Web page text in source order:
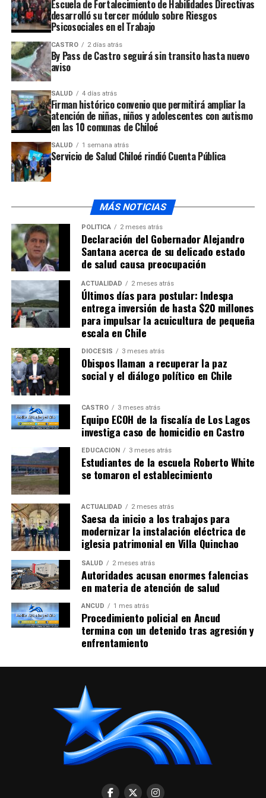
Escuela de Fortalecimiento de Habilidades Directivas
desarrolló su tercer módulo sobre Riesgos
Psicosociales en el Trabajo
CASTRO 2 días atrás
By Pass de Castro seguirá sin transito hasta nuevo
aviso
SALUD 4 días atrás
Firman histórico convenio que permitirá ampliar la
atención de niñas, niños y adolescentes con autismo
en las 10 comunas de Chiloé
SALUD 1 semana atrás
Servicio de Salud Chiloé rindió Cuenta Pública
MÁS NOTICIAS
POLÍTICA 2 meses atrás
Declaración del Gobernador Alejandro
Santana acerca de su delicado estado
de salud causa preocupación
ACTUALIDAD 2 meses atrás
Últimos días para postular: Indespa
entrega inversión de hasta $20 millones
para impulsar la acuicultura de pequeña
escala en Chile
DIÓCESIS 3 meses atrás
Obispos llaman a recuperar la paz
social y el diálogo político en Chile
CASTRO 3 meses atrás
Equipo ECOH de la fiscalía de Los Lagos
investiga caso de homicidio en Castro
EDUCACIÓN 3 meses atrás
Estudiantes de la escuela Roberto White
se tomaron el establecimiento
ACTUALIDAD 2 meses atrás
Saesa da inicio a los trabajos para
modernizar la instalación eléctrica de
iglesia patrimonial en Villa Quinchao
SALUD 2 meses atrás
Autoridades acusan enormes falencias
en materia de atención de salud
ANCUD 1 mes atrás
Procedimiento policial en Ancud
termina con un detenido tras agresión y
enfrentamiento